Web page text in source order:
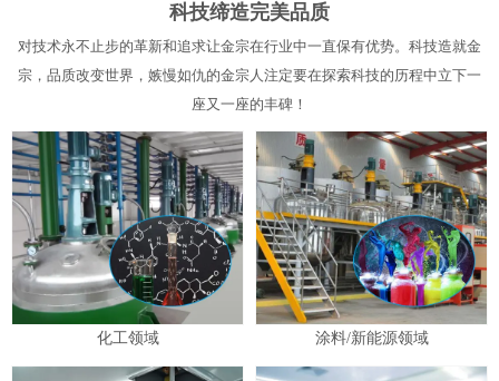
科技缔造完美品质
对技术永不止步的革新和追求让金宗在行业中一直保有优势。科技造就金
宗，品质改变世界，嫉慢如仇的金宗人注定要在探索科技的历程中立下一
座又一座的丰碑！
化工领域 涂料/新能源领域